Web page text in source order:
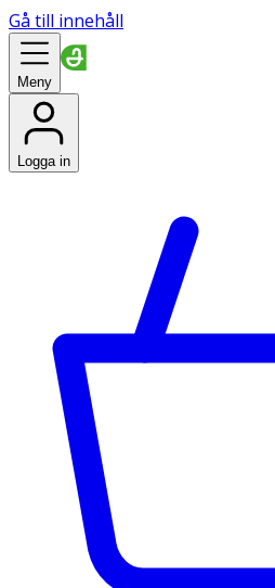
Gå till innehåll
Meny
Logga in